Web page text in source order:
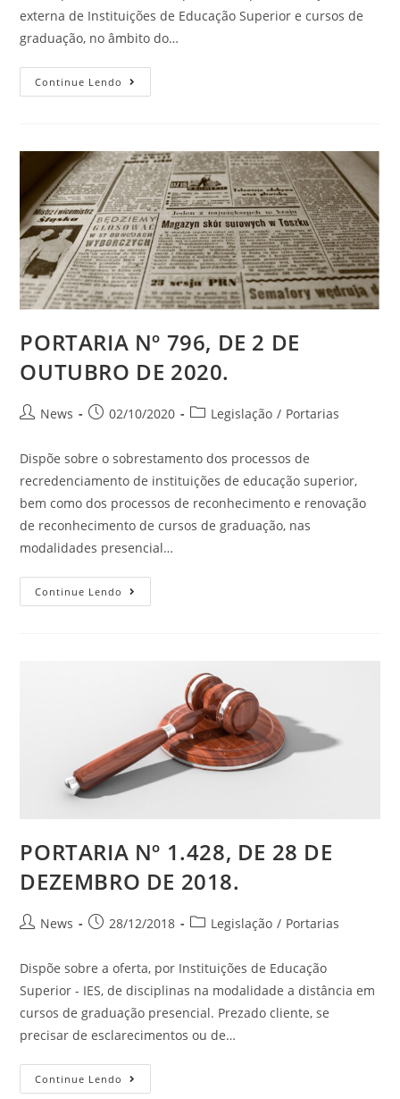
externa de Instituições de Educação Superior e cursos de
graduação, no âmbito do…
Continue Lendo
PORTARIA Nº 796, DE 2 DE
OUTUBRO DE 2020.
News 02/10/2020 Legislação / Portarias
Dispõe sobre o sobrestamento dos processos de
recredenciamento de instituições de educação superior,
bem como dos processos de reconhecimento e renovação
de reconhecimento de cursos de graduação, nas
modalidades presencial…
Continue Lendo
PORTARIA Nº 1.428, DE 28 DE
DEZEMBRO DE 2018.
News 28/12/2018 Legislação / Portarias
Dispõe sobre a oferta, por Instituições de Educação
Superior - IES, de disciplinas na modalidade a distância em
cursos de graduação presencial. Prezado cliente, se
precisar de esclarecimentos ou de…
Continue Lendo